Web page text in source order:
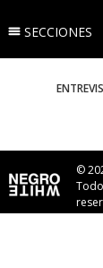
SECCIONES
©